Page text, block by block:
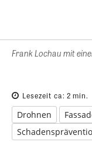
Frank Lochau mit
Lesezeit ca: 2 min.
Drohnen